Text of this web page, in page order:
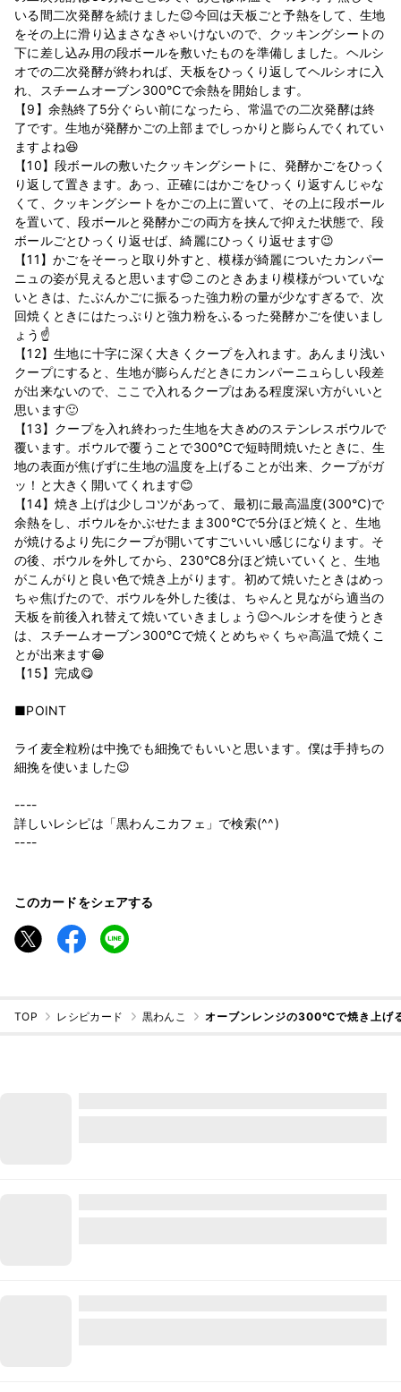
いる間二次発酵を続けました😉今回は天板ごと予熱をして、生地
をその上に滑り込まさなきゃいけないので、クッキングシートの
下に差し込み用の段ボールを敷いたものを準備しました。ヘルシ
オでの二次発酵が終われば、天板をひっくり返してヘルシオに入
れ、スチームオーブン300℃で余熱を開始します。
【9】余熱終了5分ぐらい前になったら、常温での二次発酵は終
了です。生地が発酵かごの上部までしっかりと膨らんでくれてい
ますよね😆
【10】段ボールの敷いたクッキングシートに、発酵かごをひっく
り返して置きます。あっ、正確にはかごをひっくり返すんじゃな
くて、クッキングシートをかごの上に置いて、その上に段ボール
を置いて、段ボールと発酵かごの両方を挟んで抑えた状態で、段
ボールごとひっくり返せば、綺麗にひっくり返せます😉
【11】かごをそーっと取り外すと、模様が綺麗についたカンパー
ニュの姿が見えると思います😊このときあまり模様がついていな
いときは、たぶんかごに振るった強力粉の量が少なすぎるで、次
回焼くときにはたっぷりと強力粉をふるった発酵かごを使いまし
ょう☝
【12】生地に十字に深く大きくクープを入れます。あんまり浅い
クープにすると、生地が膨らんだときにカンパーニュらしい段差
が出来ないので、ここで入れるクープはある程度深い方がいいと
思います🙂
【13】クープを入れ終わった生地を大きめのステンレスボウルで
覆います。ボウルで覆うことで300℃で短時間焼いたときに、生
地の表面が焦げずに生地の温度を上げることが出来、クープがガ
ッ！と大きく開いてくれます😊
【14】焼き上げは少しコツがあって、最初に最高温度(300℃)で
余熱をし、ボウルをかぶせたまま300℃で5分ほど焼くと、生地
が焼けるより先にクープが開いてすごいいい感じになります。そ
の後、ボウルを外してから、230℃8分ほど焼いていくと、生地
がこんがりと良い色で焼き上がります。初めて焼いたときはめっ
ちゃ焦げたので、ボウルを外した後は、ちゃんと見ながら適当の
天板を前後入れ替えて焼いていきましょう😉ヘルシオを使うとき
は、スチームオーブン300℃で焼くとめちゃくちゃ高温で焼くこ
とが出来ます😁
【15】完成😋
■POINT
ライ麦全粒粉は中挽でも細挽でもいいと思います。僕は手持ちの
細挽を使いました😉
----
詳しいレシピは「黒わんこカフェ」で検索(^^)
----
このカードをシェアする
TOP レシピカード 黒わんこ オーブンレンジの300℃で焼き上げ